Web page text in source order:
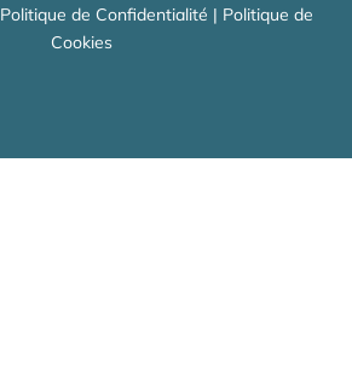
Politique de Confidentialité | Politique de
Cookies